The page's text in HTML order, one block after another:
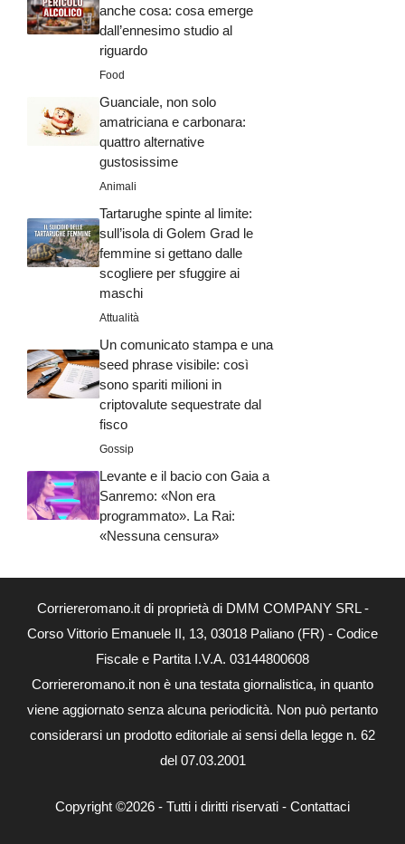
anche cosa: cosa emerge
dall’ennesimo studio al
riguardo
Food
Guanciale, non solo
amatriciana e carbonara:
quattro alternative
gustosissime
Animali
Tartarughe spinte al limite:
sull’isola di Golem Grad le
femmine si gettano dalle
scogliere per sfuggire ai
maschi
Attualità
Un comunicato stampa e una
seed phrase visibile: così
sono spariti milioni in
criptovalute sequestrate dal
fisco
Gossip
Levante e il bacio con Gaia a
Sanremo: «Non era
programmato». La Rai:
«Nessuna censura»
Corriereromano.it di proprietà di DMM COMPANY SRL -
Corso Vittorio Emanuele II, 13, 03018 Paliano (FR) - Codice
Fiscale e Partita I.V.A. 03144800608
Corriereromano.it non è una testata giornalistica, in quanto
viene aggiornato senza alcuna periodicità. Non può pertanto
considerarsi un prodotto editoriale ai sensi della legge n. 62
del 07.03.2001
Copyright ©2026 - Tutti i diritti riservati - Contattaci